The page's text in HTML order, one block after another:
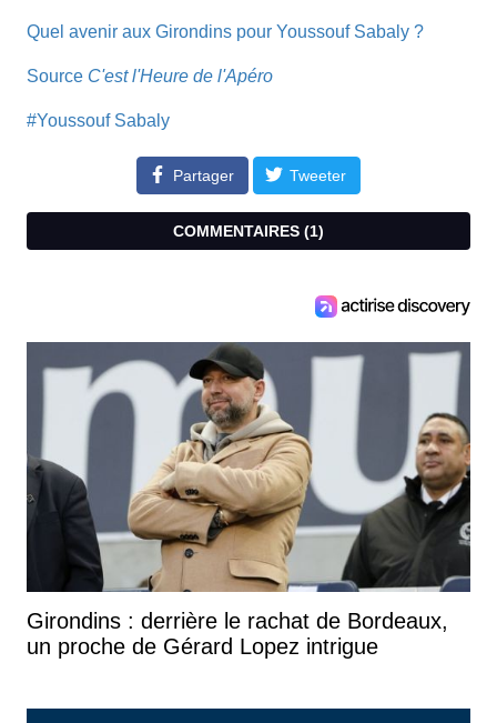
Quel avenir aux Girondins pour Youssouf Sabaly ?
Source C'est l'Heure de l'Apéro
#Youssouf Sabaly
Partager Tweeter
COMMENTAIRES (1)
Girondins : derrière le rachat de Bordeaux,
un proche de Gérard Lopez intrigue